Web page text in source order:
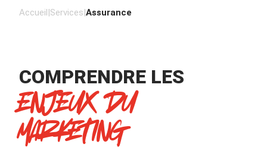
Accueil|Services|Assurance
COMPRENDRE LES
ENJEUX DU
MARKETING